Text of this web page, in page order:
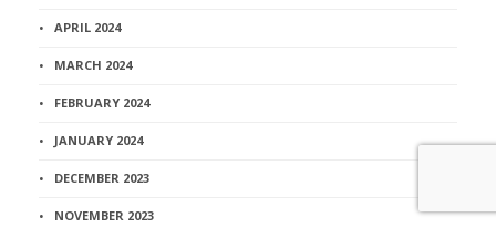
APRIL 2024
MARCH 2024
FEBRUARY 2024
JANUARY 2024
DECEMBER 2023
NOVEMBER 2023